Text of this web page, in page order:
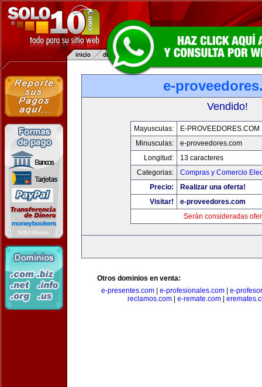
e-
Vendido!
Mayusculas:
E-PROVEEDORES.COM
Minusculas:
e-proveedores.com
Longitud:
13 caracteres
Categorias:
Compras y Comercio
Precio:
Realizar una oferta!
Visitar!
e-proveedores.com
Serán consideradas
Otros dominios en venta:
e-presentes.com
e-profesionales.com
e-
reclamos.com
e-remate.com